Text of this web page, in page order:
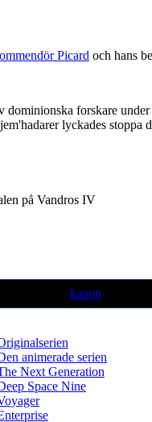
Picard och hans
dominionska forskare
lyckades stoppa
på Vandros IV
kanon
animerade serien
Next Generation
Space Nine